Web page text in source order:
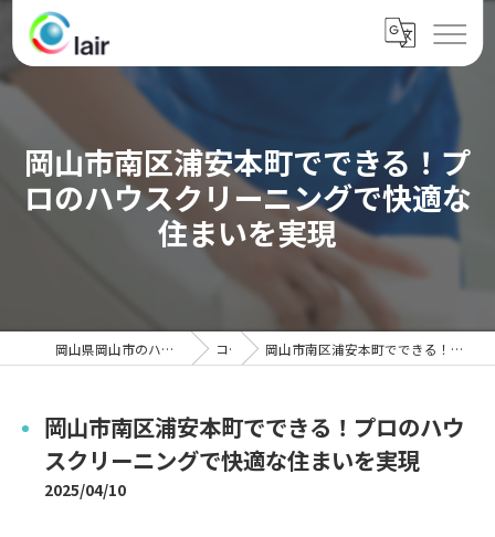
岡山市南区浦安本町でできる！プ
ロのハウスクリーニングで快適な
住まいを実現
岡山県岡山市のハウスクリーニングならクレール コラム 岡山市南区浦安本町でできる！プロのハウスクリーニングで快適な住まいを実現
岡山市南区浦安本町でできる！プロのハウ
スクリーニングで快適な住まいを実現
2025/04/10